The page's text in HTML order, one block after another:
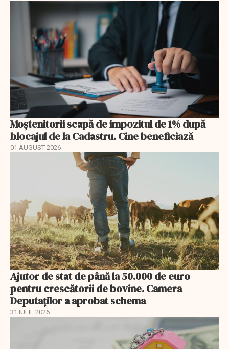
Moștenitorii scapă de impozitul de 1% după
blocajul de la Cadastru. Cine beneficiază
01 AUGUST 2026
Ajutor de stat de până la 50.000 de euro
pentru crescătorii de bovine. Camera
Deputaților a aprobat schema
31 IULIE 2026